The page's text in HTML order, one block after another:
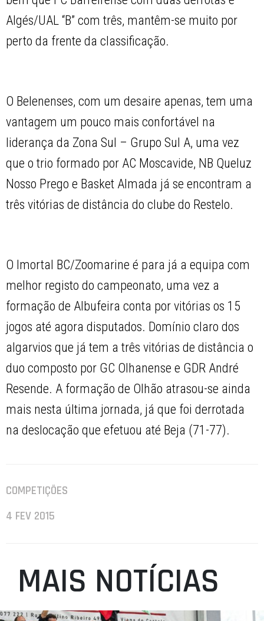
Algés/UAL “B” com três, mantêm-se muito por
perto da frente da classificação.
O Belenenses, com um desaire apenas, tem uma
vantagem um pouco mais confortável na
liderança da Zona Sul – Grupo Sul A, uma vez
que o trio formado por AC Moscavide, NB Queluz
Nosso Prego e Basket Almada já se encontram a
três vitórias de distância do clube do Restelo.
O Imortal BC/Zoomarine é para já a equipa com
melhor registo do campeonato, uma vez a
formação de Albufeira conta por vitórias os 15
jogos até agora disputados. Domínio claro dos
algarvios que já tem a três vitórias de distância o
duo composto por GC Olhanense e GDR André
Resende. A formação de Olhão atrasou-se ainda
mais nesta última jornada, já que foi derrotada
na deslocação que efetuou até Beja (71-77).
COMPETIÇÕES
4 FEV 2015
MAIS NOTÍCIAS